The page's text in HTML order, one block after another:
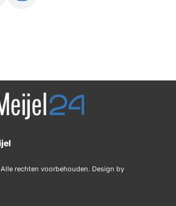
rechten voorbehouden. Design by